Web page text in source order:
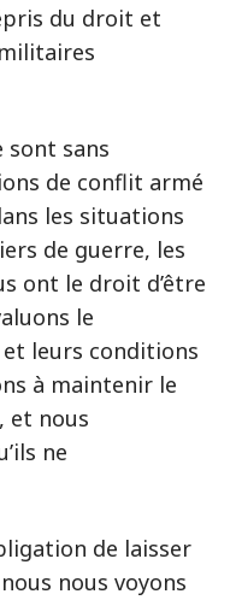
du droit et
sont sans
de conflit armé
les situations
de guerre, les
ont le droit d’être
le
leurs conditions
à maintenir le
et nous
ne
de laisser
nous voyons